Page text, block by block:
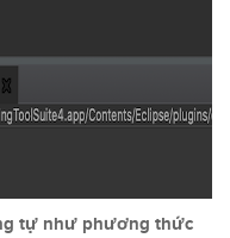
tự như phương thức